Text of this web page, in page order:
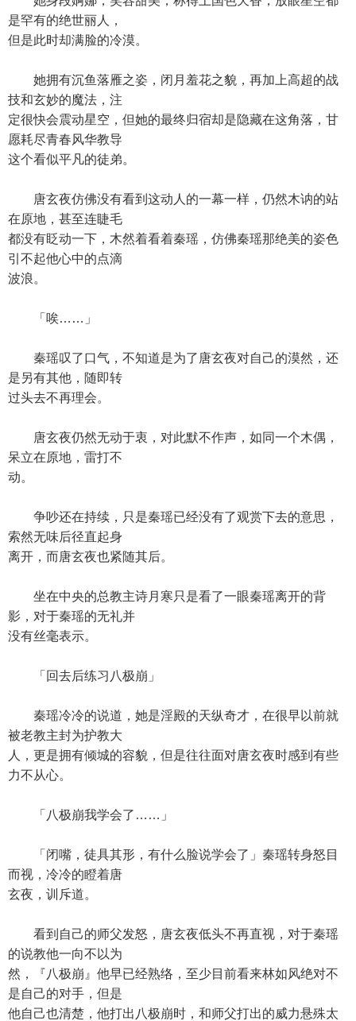
是罕有的绝世丽人，
但是此时却满脸的冷漠。
她拥有沉鱼落雁之姿，闭月羞花之貌，再加上高超的战
技和玄妙的魔法，注
定很快会震动星空，但她的最终归宿却是隐藏在这角落，甘
愿耗尽青春风华教导
这个看似平凡的徒弟。
唐玄夜仿佛没有看到这动人的一幕一样，仍然木讷的站
在原地，甚至连睫毛
都没有眨动一下，木然着看着秦瑶，仿佛秦瑶那绝美的姿色
引不起他心中的点滴
波浪。
「唉……」
秦瑶叹了口气，不知道是为了唐玄夜对自己的漠然，还
是另有其他，随即转
过头去不再理会。
唐玄夜仍然无动于衷，对此默不作声，如同一个木偶，
呆立在原地，雷打不
动。
争吵还在持续，只是秦瑶已经没有了观赏下去的意思，
索然无味后径直起身
离开，而唐玄夜也紧随其后。
坐在中央的总教主诗月寒只是看了一眼秦瑶离开的背
影，对于秦瑶的无礼并
没有丝毫表示。
「回去后练习八极崩」
秦瑶冷冷的说道，她是淫殿的天纵奇才，在很早以前就
被老教主封为护教大
人，更是拥有倾城的容貌，但是往往面对唐玄夜时感到有些
力不从心。
「八极崩我学会了……」
「闭嘴，徒具其形，有什么脸说学会了」秦瑶转身怒目
而视，冷冷的瞪着唐
玄夜，训斥道。
看到自己的师父发怒，唐玄夜低头不再直视，对于秦瑶
的说教他一向不以为
然，『八极崩』他早已经熟络，至少目前看来林如风绝对不
是自己的对手，但是
他自己也清楚，他打出八极崩时，和师父打出的威力悬殊太